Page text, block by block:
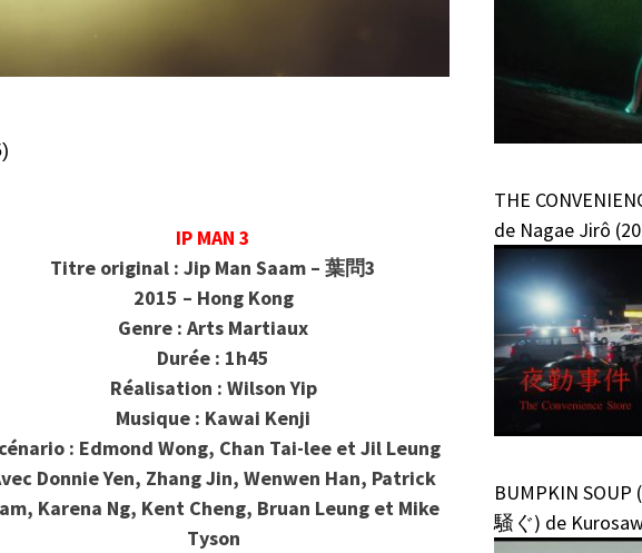
IP MAN 3
Titre original : Jip Man Saam – 葉問3
2015 – Hong Kong
Genre : Arts Martiaux
Durée : 1h45
Réalisation : Wilson Yip
Musique : Kawai Kenji
: Edmond Wong, Chan Tai-lee et Jil Leung
Donnie Yen, Zhang Jin, Wenwen Han, Patrick
Karena Ng, Kent Cheng, Bruan Leung et Mike
Tyson
THE
de Nagae Jirô
BUMPKIN
騒ぐ) de